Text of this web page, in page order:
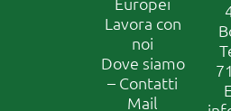
Lavora con
noi
Dove siamo
– Contatti
Mail